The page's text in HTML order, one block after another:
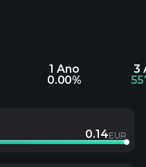
1 Ano
0.00%
3
0.14EUR